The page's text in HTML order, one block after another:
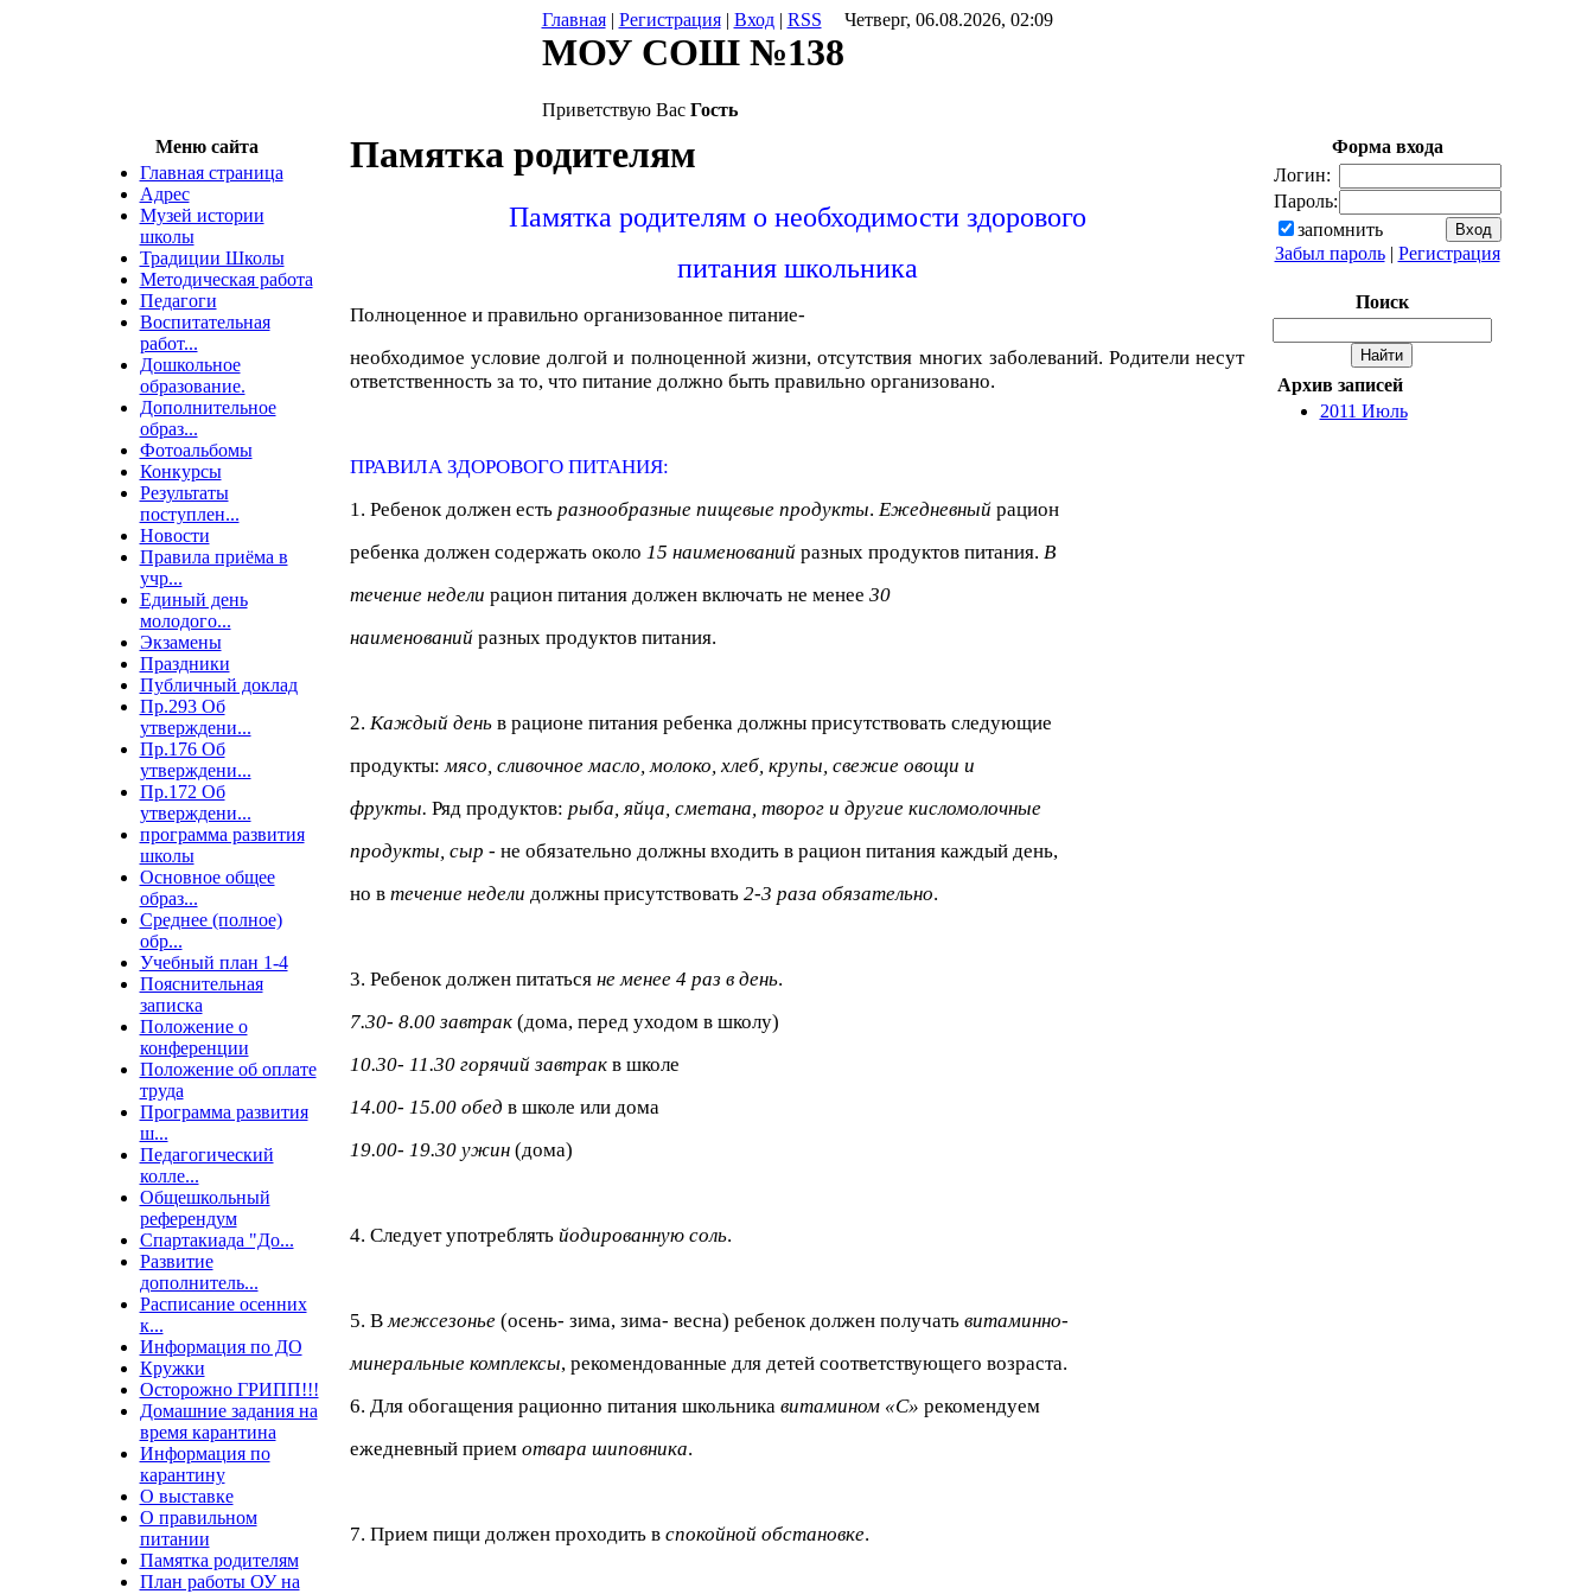
Главная| Регистрация| Вход| RSS Четверг, 06.08.2026, 02:09
МОУ СОШ №138
Приветствую Вас Гость
Меню сайта
Главная страница
Адрес
Музей истории
школы
Традиции Школы
Методическая работа
Педагоги
Воспитательная
работ...
Дошкольное
образование.
Дополнительное
образ...
Фотоальбомы
Конкурсы
Результаты
поступлен...
Новости
Правила приёма в
учр...
Единый день
молодого...
Экзамены
Праздники
Публичный доклад
Пр.293 Об
утверждени...
Пр.176 Об
утверждени...
Пр.172 Об
утверждени...
программа развития
школы
Основное общее
образ...
Среднее (полное)
обр...
Учебный план 1-4
Пояснительная
записка
Положение о
конференции
Положение об оплате
труда
Программа развития
ш...
Педагогический
колле...
Общешкольный
референдум
Спартакиада "До...
Развитие
дополнитель...
Расписание осенних
к...
Информация по ДО
Кружки
Осторожно ГРИПП!!!
Домашние задания на
время карантина
Информация по
карантину
О выставке
О правильном
питании
Памятка родителям
План работы ОУ на
Памятка родителям
Памятка родителям о необходимости здорового
питания школьника
Полноценное и правильно организованное питание-
необходимое условие долгой и полноценной жизни, отсутствия многих заболеваний. Родители несут
ответственность за то, что питание должно быть правильно организовано.
ПРАВИЛА ЗДОРОВОГО ПИТАНИЯ:
1. Ребенок должен есть разнообразные пищевые продукты. Ежедневный рацион
ребенка должен содержать около 15 наименований разных продуктов питания. В
течение недели рацион питания должен включать не менее 30
наименований разных продуктов питания.
2. Каждый день в рационе питания ребенка должны присутствовать следующие
продукты:мясо, сливочное масло, молоко, хлеб, крупы, свежие овощи и
фрукты. Ряд продуктов: рыба, яйца, сметана, творог и другие кисломолочные
продукты, сыр - не обязательно должны входить в рацион питания каждый день,
но в течение недели должны присутствовать 2-3 раза обязательно.
3. Ребенок должен питаться не менее 4 раз в день.
7.30- 8.00 завтрак (дома, перед уходом в школу)
10.30- 11.30 горячий завтрак в школе
14.00- 15.00 обед в школе или дома
19.00- 19.30 ужин (дома)
4. Следует употреблять йодированную соль.
5. Вмежсезонье (осень- зима, зима- весна) ребенок должен получать витаминно-
минеральные комплексы, рекомендованные для детей соответствующего возраста.
6. Для обогащения рационно питания школьника витамином «С» рекомендуем
ежедневный прием отвара шиповника.
7. Прием пищи должен проходить в спокойной обстановке.
Форма входа
Логин:
Пароль:
запомнить
Забыл пароль| Регистрация
Поиск
Архив записей
2011 Июль